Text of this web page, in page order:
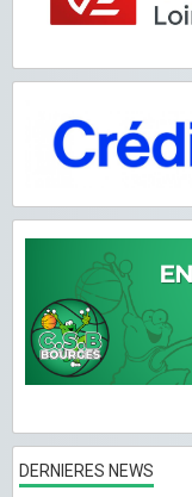
DERNIERES NEWS